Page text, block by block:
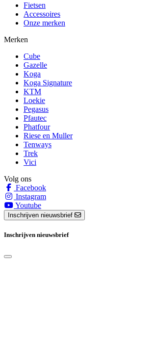
Fietsen
Accessoires
Onze merken
Merken
Cube
Gazelle
Koga
Koga Signature
KTM
Loekie
Pegasus
Pfautec
Phatfour
Riese en Muller
Tenways
Trek
Vici
Volg ons
Facebook
Instagram
Youtube
Inschrijven nieuwsbrief
Inschrijven nieuwsbrief